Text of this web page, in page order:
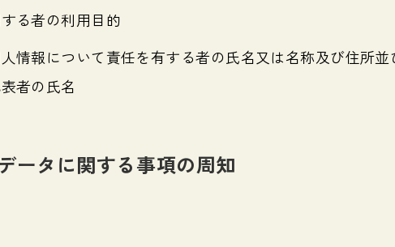
る者の利用目的
情報について責任を有する者の氏名又は名称及び住所
者の氏名
ータに関する事項の周知